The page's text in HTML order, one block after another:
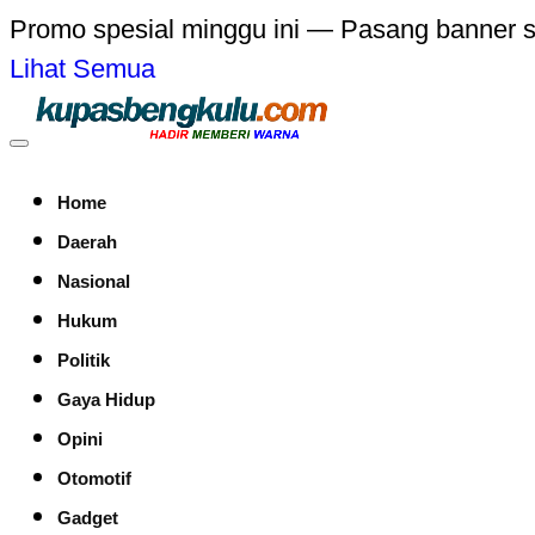
Promo spesial minggu ini — Pasang banner
Lihat Semua
Home
Daerah
Nasional
Hukum
Politik
Gaya Hidup
Opini
Otomotif
Gadget